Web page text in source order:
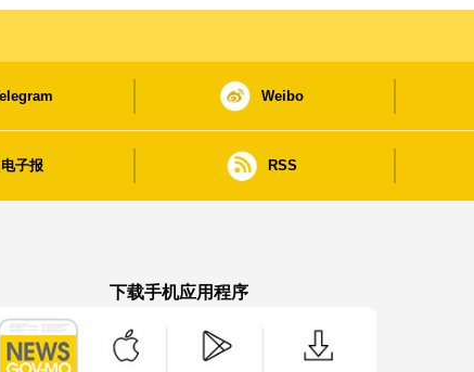
Weibo
电子报 RSS
下载手机应用程序